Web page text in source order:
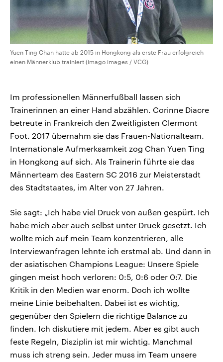
Yuen Ting Chan hatte ab 2015 in Hongkong als erste Frau erfolgreich
einen Männerklub trainiert (imago images / VCG)
Im professionellen Männerfußball lassen sich
Trainerinnen an einer Hand abzählen. Corinne Diacre
betreute in Frankreich den Zweitligisten Clermont
Foot. 2017 übernahm sie das Frauen-Nationalteam.
Internationale Aufmerksamkeit zog Chan Yuen Ting
in Hongkong auf sich. Als Trainerin führte sie das
Männerteam des Eastern SC 2016 zur Meisterstadt
des Stadtstaates, im Alter von 27 Jahren.
Sie sagt: „Ich habe viel Druck von außen gespürt. Ich
habe mich aber auch selbst unter Druck gesetzt. Ich
wollte mich auf mein Team konzentrieren, alle
Interviewanfragen lehnte ich erstmal ab. Und dann in
der asiatischen Champions League: Unsere Spiele
gingen meist hoch verloren: 0:5, 0:6 oder 0:7. Die
Kritik in den Medien war enorm. Doch ich wollte
meine Linie beibehalten. Dabei ist es wichtig,
gegenüber den Spielern die richtige Balance zu
finden. Ich diskutiere mit jedem. Aber es gibt auch
feste Regeln, Disziplin ist mir wichtig. Manchmal
muss ich streng sein. Jeder muss im Team unsere